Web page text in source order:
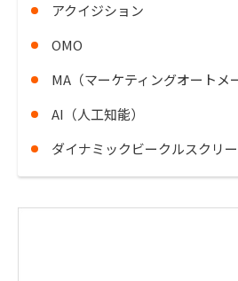
アクイジション
OMO
MA（マーケティングオートメ
AI（人工知能）
ダイナミックビークルスクリ